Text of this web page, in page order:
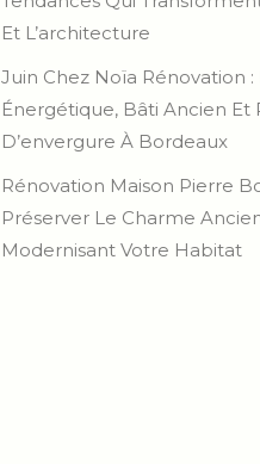
Et L’architecture
Juin Chez Noïa Rénovation
Énergétique, Bâti Ancien Et
D’envergure À Bordeaux
Rénovation Maison Pierre
Préserver Le Charme
Modernisant Votre Habitat